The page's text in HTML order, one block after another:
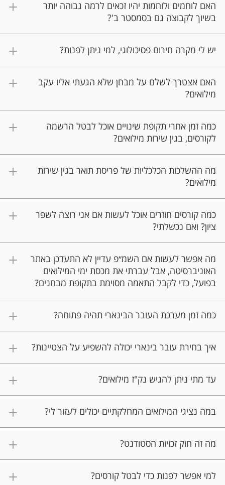
האם לוחמים ולוחמות יהיו זכאים לרמה גבוהה יותר
בשיוך לקבוצה גם בסמסטר ב'?
יש לי מקרה חירום פסיכולוגי, למי ניתן לפנות?
האם אצטרך לשלם על מבחן שלא הגעתי אליו עקב
מילואים?
כמה זמן אחרי תקופת שינויים אוכל לבטל הרשמה
לקורסים, בגין שירות מילואים?
מה ההשלכות הכלכליות של פריסת תואר בגין שירות
מילואים?
⁠כמה קורסים חוזרים אוכל לעשות אם אני רוצה לשפר
ציון? ואם נכשלתי?
⁠מה אפשר לעשות אם השמ״פ עדיין לא התעדכן באתר
האוניברסיטה, אבל עברתי את מכסת ימי המילואים
בפועל, כדי לקבל התאמה מסוימת בתקופת מבחנים?
כמה זמן מערכת העובר הבינארי תהיה פתוחה?
⁠איך בחירת עובר בינארי יכולה להשפיע על הצטיינות?
עד מתי ניתן להגיש נק"ז מילואים?
במה נציגי המילואים המחלקתיים יכולים לעזור לי?
מה זה חוק זכויות הסטודנט?
למי אפשר לפנות כדי לבטל קורסים?